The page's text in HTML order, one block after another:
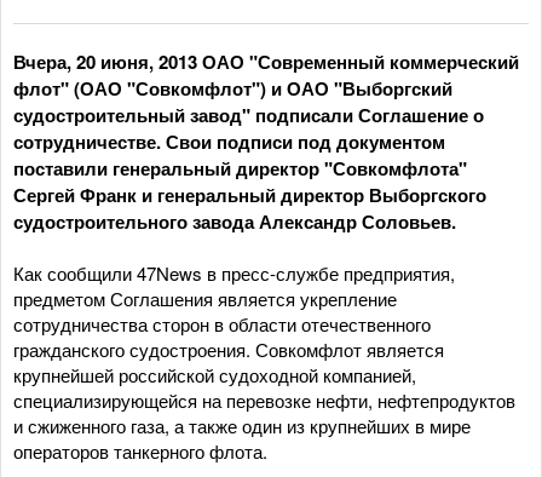
Вчера, 20 июня, 2013 ОАО "Современный коммерческий
флот" (ОАО "Совкомфлот") и ОАО "Выборгский
судостроительный завод" подписали Соглашение о
сотрудничестве. Свои подписи под документом
поставили генеральный директор "Совкомфлота"
Сергей Франк и генеральный директор Выборгского
судостроительного завода Александр Соловьев.
Как сообщили 47News в пресс-службе предприятия,
предметом Соглашения является укрепление
сотрудничества сторон в области отечественного
гражданского судостроения. Совкомфлот является
крупнейшей российской судоходной компанией,
специализирующейся на перевозке нефти, нефтепродуктов
и сжиженного газа, а также один из крупнейших в мире
операторов танкерного флота.